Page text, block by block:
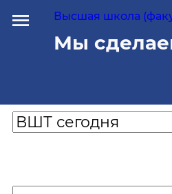
Высшая школа
Мы